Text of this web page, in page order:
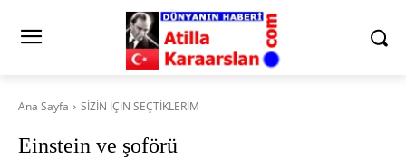
Ana Sayfa SİZİN İÇİN SEÇTİKLERİM
Einstein ve şoförü